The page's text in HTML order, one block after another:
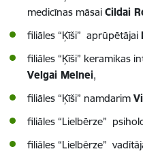
medicīnas māsai Cildai
filiāles “Ķīši” aprūpētājai
filiāles “Ķīši” keramikas
Velgai Melnei,
filiāles “Ķīši” namdarim
filiāles “Lielbērze”
filiāles “Lielbērze”